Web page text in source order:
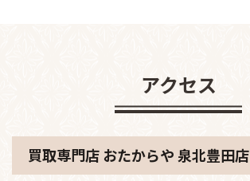
アクセス
買取専門店 おたからや 泉北豊田店